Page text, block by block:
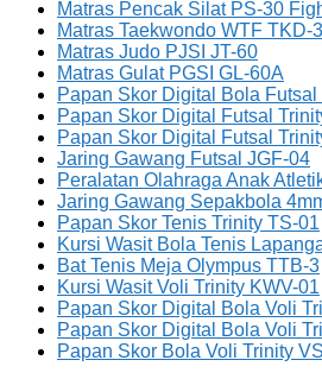
Matras Pencak Silat PS-30
Matras Taekwondo WTF TKD-
Matras Judo PJSI JT-60
Matras Gulat PGSI GL-60A
Papan Skor Digital Bola
Papan Skor Digital Futsal
Papan Skor Digital Futsal
Jaring Gawang Futsal JGF-04
Peralatan Olahraga Anak
Jaring Gawang Sepakbola
Papan Skor Tenis Trinity TS-01
Kursi Wasit Bola Tenis
Bat Tenis Meja Olympus TTB-3
Kursi Wasit Voli Trinity KWV-01
Papan Skor Digital Bola Voli
Papan Skor Digital Bola Voli
Papan Skor Bola Voli Trinity